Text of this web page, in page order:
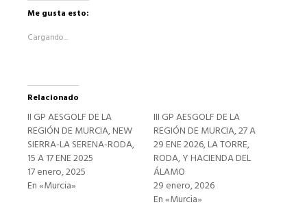
en
Facebook
en
Me gusta esto:
Cargando...
Relacionado
II GP AESGOLF DE LA
REGIÓN DE MURCIA, NEW
SIERRA-LA SERENA-RODA,
15 A 17 ENE 2025
17 enero, 2025
En «Murcia»
III GP AESGOLF DE LA
REGIÓN DE MURCIA, 27 A
29 ENE 2026, LA TORRE,
RODA, Y HACIENDA DEL
ÁLAMO
29 enero, 2026
En «Murcia»